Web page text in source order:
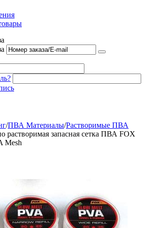
/ПВА Материалы/Растворимые ПВА
растворимая запасная сетка ПВА FOX
Mesh